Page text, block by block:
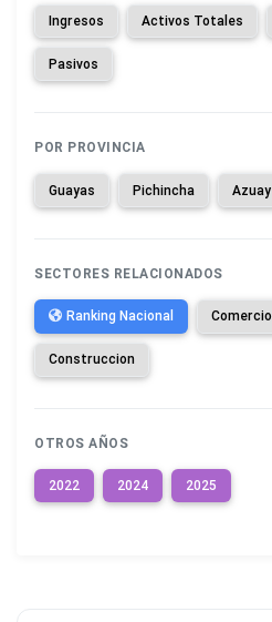
Ingresos Activos Totales
Pasivos
POR PROVINCIA
Guayas Pichincha Azuay
SECTORES RELACIONADOS
Ranking Nacional Comercio
Construccion
OTROS AÑOS
2022 2024 2025